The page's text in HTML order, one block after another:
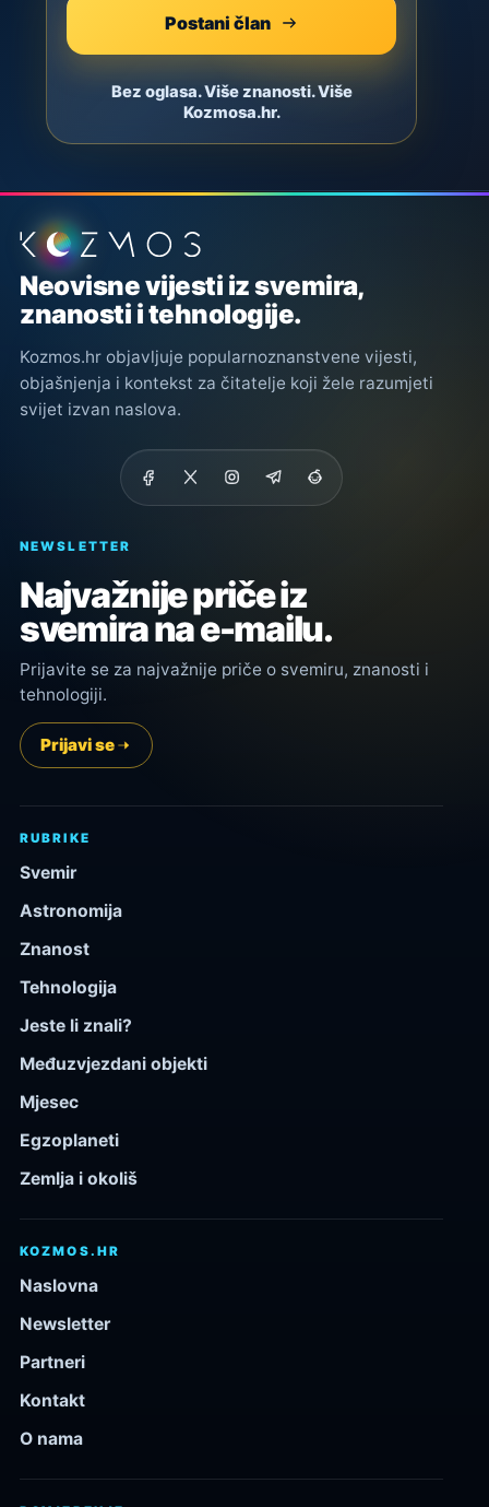
Postani član
Bez oglasa. Više znanosti. Više
Kozmosa.hr.
Podnožje stranice
Neovisne vijesti iz svemira,
znanosti i tehnologije.
Kozmos.hr objavljuje popularnoznanstvene vijesti,
objašnjenja i kontekst za čitatelje koji žele razumjeti
svijet izvan naslova.
NEWSLETTER
Najvažnije priče iz
svemira na e-mailu.
Prijavite se za najvažnije priče o svemiru, znanosti i
tehnologiji.
Prijavi se
RUBRIKE
Svemir
Astronomija
Znanost
Tehnologija
Jeste li znali?
Međuzvjezdani objekti
Mjesec
Egzoplaneti
Zemlja i okoliš
KOZMOS.HR
Naslovna
Newsletter
Partneri
Kontakt
O nama